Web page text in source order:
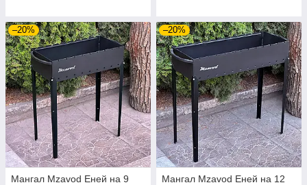
–20%
Мангал Mzavod Еней на 9
–20%
Мангал Mzavod Еней на 12